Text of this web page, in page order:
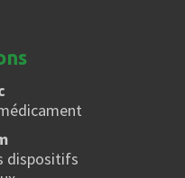
dispositifs